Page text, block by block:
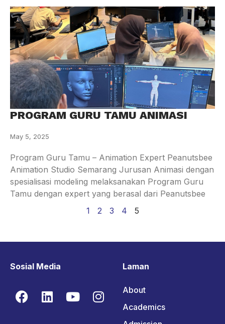
PROGRAM GURU TAMU ANIMASI
May 5, 2025
Program Guru Tamu – Animation Expert Peanutsbee
Animation Studio Semarang Jurusan Animasi dengan
spesialisasi modeling melaksanakan Program Guru
Tamu dengan expert yang berasal dari Peanutsbee
1
2 3 4 5
Sosial Media Laman
About
Academics